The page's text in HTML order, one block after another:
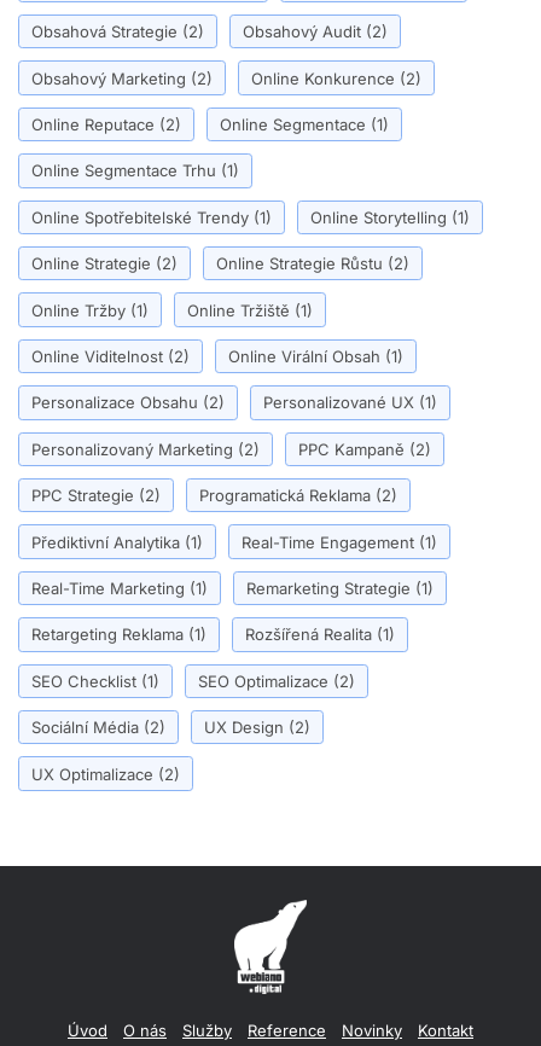
Obsahová Strategie (2) Obsahový Audit (2)
Obsahový Marketing (2) Online Konkurence (2)
Online Reputace (2) Online Segmentace (1)
Online Segmentace Trhu (1)
Online Spotřebitelské Trendy (1) Online Storytelling (1)
Online Strategie (2) Online Strategie Růstu (2)
Online Tržby (1) Online Tržiště (1)
Online Viditelnost (2) Online Virální Obsah (1)
Personalizace Obsahu (2) Personalizované UX (1)
Personalizovaný Marketing (2) PPC Kampaně (2)
PPC Strategie (2) Programatická Reklama (2)
Přediktivní Analytika (1) Real-Time Engagement (1)
Real-Time Marketing (1) Remarketing Strategie (1)
Retargeting Reklama (1) Rozšířená Realita (1)
SEO Checklist (1) SEO Optimalizace (2)
Sociální Média (2) UX Design (2)
UX Optimalizace (2)
Úvod O nás Služby Reference Novinky Kontakt